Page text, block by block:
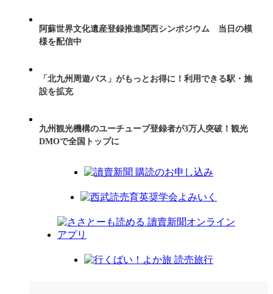
阿蘇世界文化遺産登録推進関西シンポジウム 当日の模
様を配信中
「北九州周遊パス」がもっとお得に！利用できる駅・施
設を拡充
九州観光機構のユーチューブ登録者が3万人突破！観光
DMOで全国トップに